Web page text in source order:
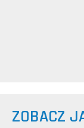
ZOBACZ